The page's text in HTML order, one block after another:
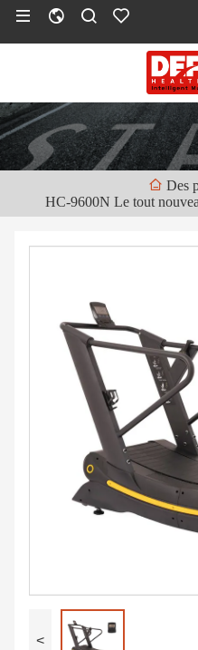
Des
HC-9600N Le tout
<